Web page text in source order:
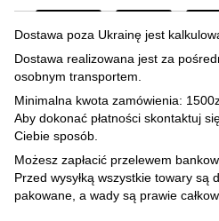
Dostawa poza Ukrainę jest
Dostawa realizowana jest za
osobnym transportem.
Minimalna kwota zamówienia:
Aby dokonać płatności skontaktuj
Ciebie sposób.
Możesz zapłacić przelewem
Przed wysyłką wszystkie towary są
pakowane, a wady są prawie